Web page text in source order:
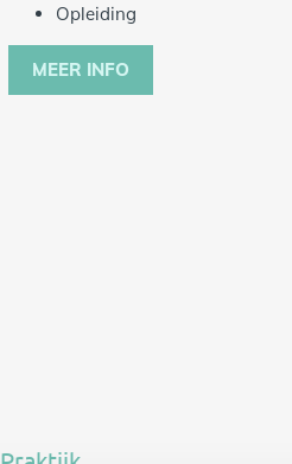
Opleiding
MEER INFO